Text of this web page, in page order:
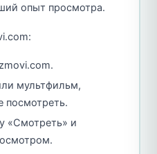
опыт просмотра.
мультфильм,
посмотреть.
«Смотреть» и